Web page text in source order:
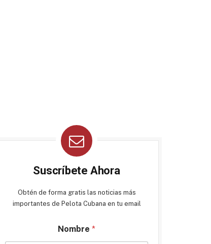
Suscríbete Ahora
Obtén de forma gratis las noticias más
importantes de Pelota Cubana en tu email
Nombre *